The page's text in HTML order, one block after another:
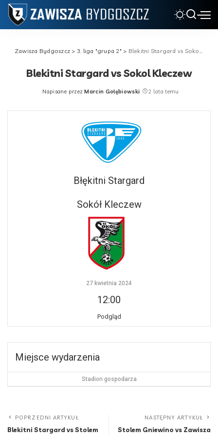
Zawisza Bydgoszcz > 3. liga "grupa 2" > Blekitni Stargard vs Sokol Kleczew
Blekitni Stargard vs Sokol Kleczew
Posted
Napisane przez Marcin Gołębiowski 2 lata temu
Błękitni Stargard
Sokół Kleczew
27 kwietnia 2024
12:00
Podgląd
Miejsce wydarzenia
Stadion gospodarza
POPRZEDNI ARTYKUŁ
Blekitni Stargard vs Stolem
NASTĘPNY ARTYKUŁ
Stolem Gniewino vs Zawisza